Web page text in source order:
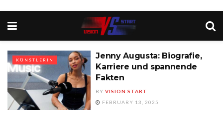
KÜNSTLERIN
Jenny Augusta: Biografie,
Karriere und spannende
Fakten
BY VISION START
FEBRUARY 13, 2025